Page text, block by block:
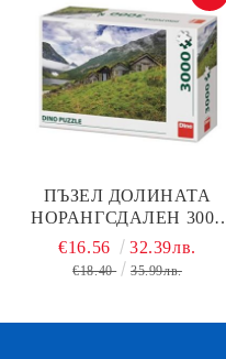
ПЪЗЕЛ ДОЛИНАТА
НОРАНГСДАЛЕН 3000
ЧАСТИ DINO 563193
€16.56 32.39лв.
€18.40 35.99лв.